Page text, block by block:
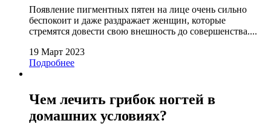
Появление пигментных пятен на лице очень сильно
беспокоит и даже раздражает женщин, которые
стремятся довести свою внешность до совершенства....
19 Март 2023
Подробнее
Чем лечить грибок ногтей в
домашних условиях?